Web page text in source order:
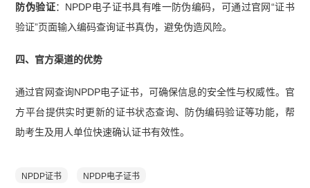
防伪验证：NPDP电子证书具有唯一防伪编码，可通过官网“证书
验证”页面输入编码查询证书真伪，避免伪造风险。
四、官方渠道的优势
通过官网查询NPDP电子证书，可确保信息的安全性与权威性。官
方平台提供实时更新的证书状态查询、防伪编码验证等功能，帮
助考生及用人单位快速确认证书有效性。
NPDP证书 NPDP电子证书